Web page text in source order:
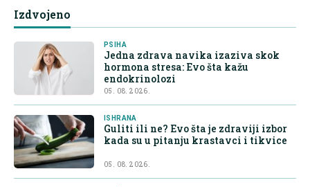
Izdvojeno
PSIHA
Jedna zdrava navika izaziva skok
hormona stresa: Evo šta kažu
endokrinolozi
05. 08. 2026.
ISHRANA
Guliti ili ne? Evo šta je zdraviji izbor
kada su u pitanju krastavci i tikvice
05. 08. 2026.